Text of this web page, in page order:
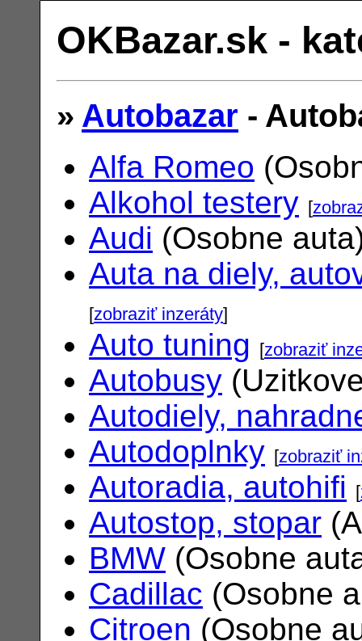
OKBazar.sk -
» Autobazar -
Alfa Romeo
Alkohol testery [
Audi (Osobne
Auta na diely,
[zobraziť inzeráty]
Auto tuning [zobraziť
Autobusy
Autodiely,
Autodoplnky [zobraziť
Autoradia, autohifi [
Autostop, stopar
BMW (Osobne
Cadillac (Osobne
Citroen (Osobne